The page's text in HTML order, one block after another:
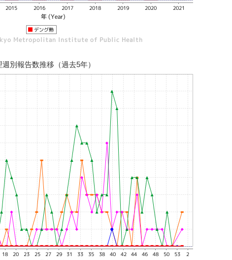
週別報告数推移（過去5年）